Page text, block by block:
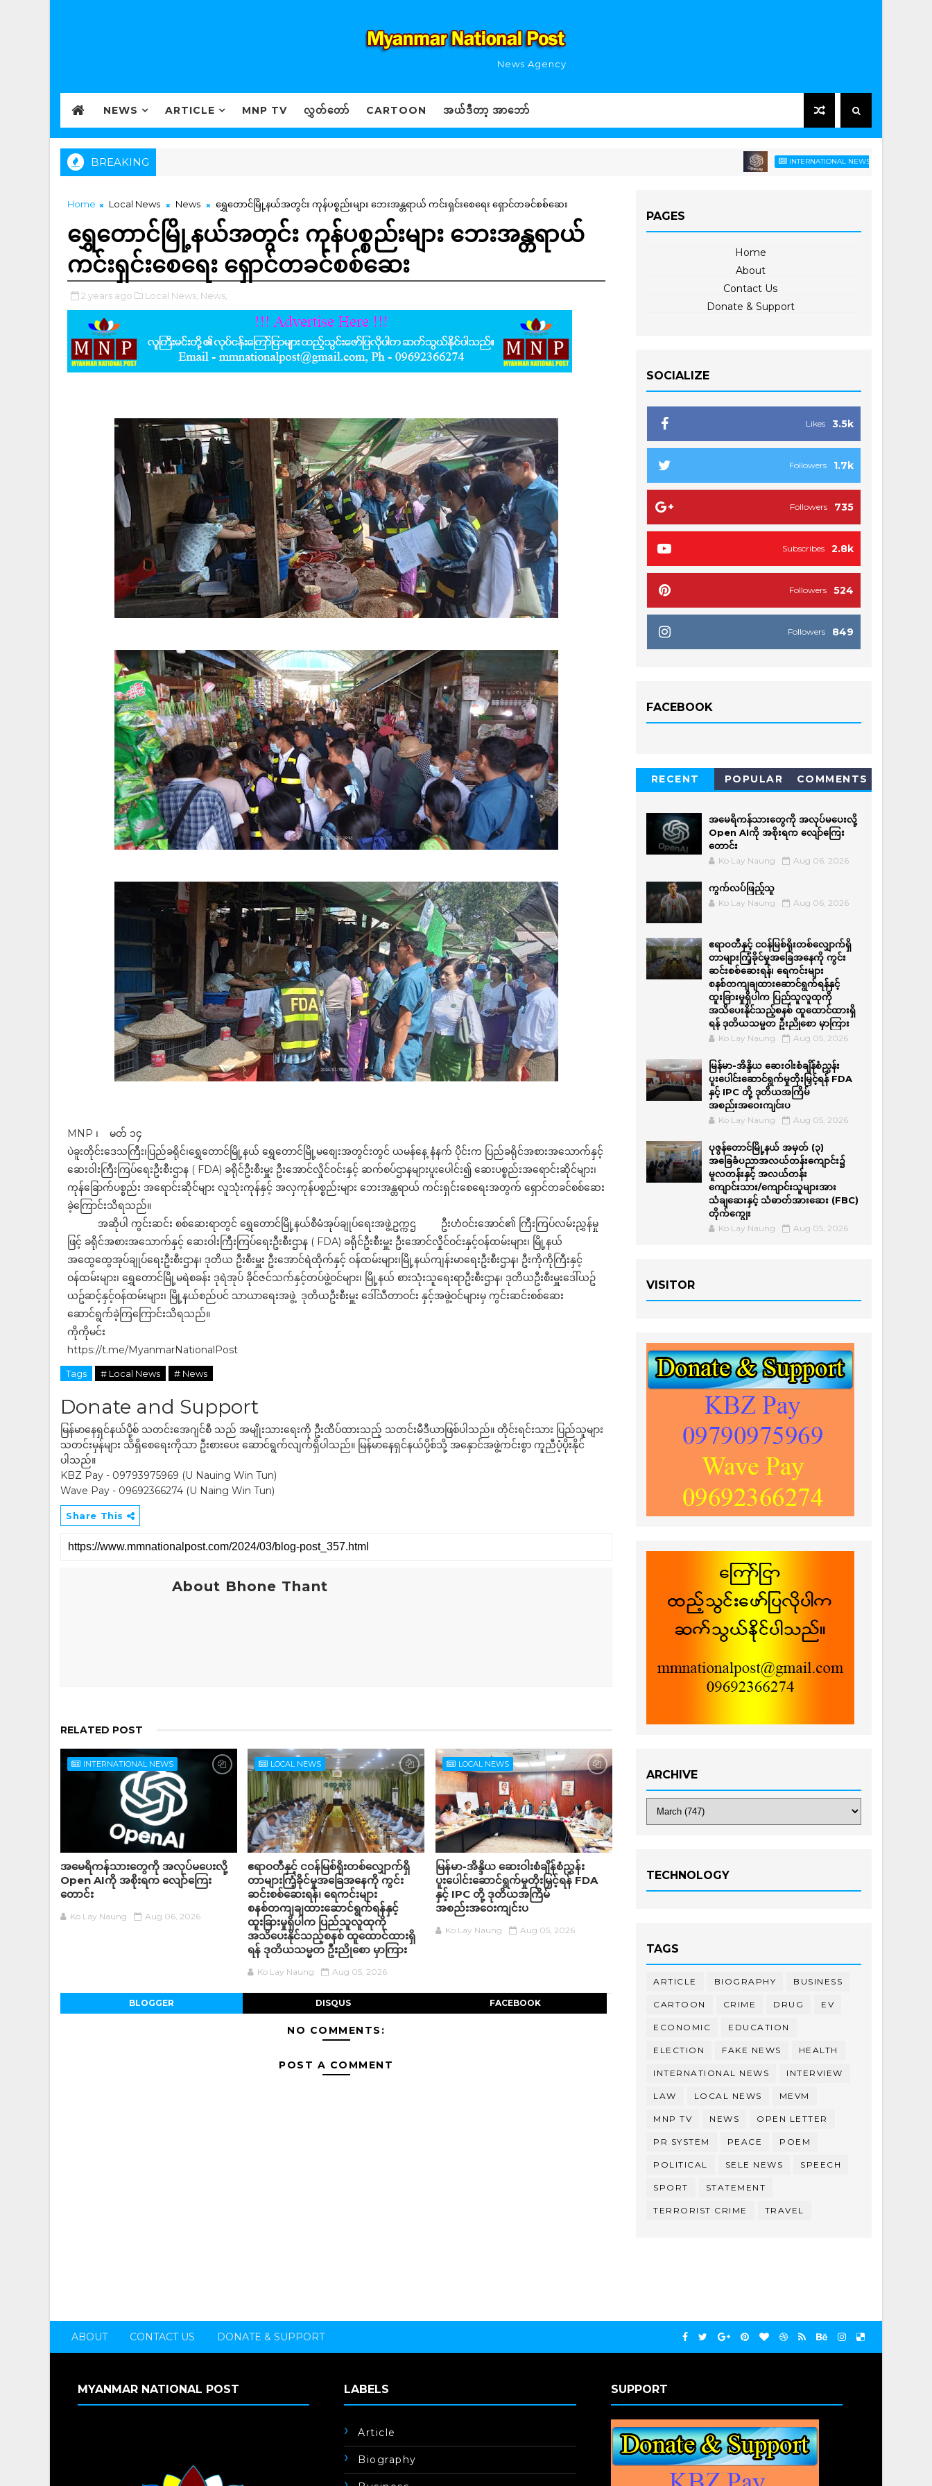
News Agency
NEWS ARTICLE MNP TV လွှတ်တော် CARTOON အယ်ဒီတာ့ အာဘော်
BREAKING INTERNATIONAL NEWS အမေရိကန်သားတွေကို
Home Local News News ရွှေတောင်မြို့နယ်အတွင်း ကုန်ပစ္စည်းများ ဘေးအန္တရာယ် ကင်းရှင်းစေရေး ရှောင်တခင်စစ်ဆေး
ရွှေတောင်မြို့နယ်အတွင်း ကုန်ပစ္စည်းများ ဘေးအန္တရာယ်
ကင်းရှင်းစေရေး ရှောင်တခင်စစ်ဆေး
2 years ago Local News, News,
MNP ၊ မတ် ၁၄
ပဲခူးတိုင်းဒေသကြီး၊ပြည်ခရိုင်၊ရွှေတောင်မြို့နယ် ရွှေတောင်မြို့မစျေးအတွင်းတွင် ယမန်နေ့ နံနက် ပိုင်းက ပြည်ခရိုင်အစားအသောက်နှင့်
ဆေးဝါးကြီးကြပ်ရေးဦးစီးဌာန ( FDA) ခရိုင်ဦးစီးမှူး ဦးအောင်လှိုင်ဝင်းနှင့် ဆက်စပ်ဌာနများပူးပေါင်း၍ ဆေးပစ္စည်းအရောင်းဆိုင်များ၊
ကုန်ခြောက်ပစ္စည်း အရောင်းဆိုင်များ လူသုံးကုန်နှင့် အလှကုန်ပစ္စည်းများ ဘေးအန္တရာယ် ကင်းရှင်းစေရေးအတွက် ရှောင်တခင်စစ်ဆေး
ခဲ့ကြောင်းသိရသည်။
အဆိုပါ ကွင်းဆင်း စစ်ဆေးရာတွင် ရွှေတောင်မြို့နယ်စီမံအုပ်ချုပ်ရေးအဖွဲ့ဥက္ကဌ ဦးဟံဝင်းအောင်၏ ကြီးကြပ်လမ်းညွှန်မှု
ဖြင့် ခရိုင်အစားအသောက်နှင့် ဆေးဝါးကြီးကြပ်ရေးဦးစီးဌာန ( FDA) ခရိုင်ဦးစီးမှူး ဦးအောင်လှိုင်ဝင်းနှင့်ဝန်ထမ်းများ၊ မြို့နယ်
အထွေထွေအုပ်ချုပ်ရေးဦးစီးဌာန၊ ဒုတိယ ဦးစီးမှူး ဦးအောင်ရဲထိုက်နှင့် ဝန်ထမ်းများ၊မြို့နယ်ကျန်းမာရေးဦးစီးဌာန၊ ဦးကိုကိုကြီးနှင့်
ဝန်ထမ်းများ၊ ရွှေတောင်မြို့မရဲစခန်း ဒုရဲအုပ် ခိုင်ဇင်သက်နှင့်တပ်ဖွဲ့ဝင်များ၊ မြို့နယ် စားသုံးသူရေးရာဦးစီးဌာန၊ ဒုတိယဦးစီးမှူးဒေါ်ယဥ်
ယဥ်ဆင့်နှင့်ဝန်ထမ်းများ၊ မြို့နယ်စည်ပင် သာယာရေးအဖွဲ့ ဒုတိယဦးစီးမှူး ဒေါ်သီတာဝင်း နှင့်အဖွဲ့ဝင်များမှ ကွင်းဆင်းစစ်ဆေး
ဆောင်ရွက်ခဲ့ကြကြောင်းသိရသည်။
ကိုကိုမင်း
https://t.me/MyanmarNationalPost
Tags # Local News # News
Donate and Support
မြန်မာနေရှင်နယ်ပို့စ် သတင်းအေဂျင်စီ သည် အမျိုးသားရေးကို ဦးထိပ်ထားသည့် သတင်းမီဒီယာဖြစ်ပါသည်။ တိုင်းရင်းသား ပြည်သူများ
သတင်းမှန်များ သိရှိစေရေးကိုသာ ဦးစားပေး ဆောင်ရွက်လျက်ရှိပါသည်။ မြန်မာနေရှင်နယ်ပို့စ်သို့ အနှောင်အဖွဲ့ကင်းစွာ ကူညီပံ့ပိုးနိုင်
ပါသည်။
KBZ Pay - 09793975969 (U Nauing Win Tun)
Wave Pay - 09692366274 (U Naing Win Tun)
Share This
About Bhone Thant
RELATED POST
INTERNATIONAL NEWS
အမေရိကန်သားတွေကို အလုပ်မပေးလို့
Open AIကို အစိုးရက လျော်ကြေး
တောင်း
Ko Lay Naung Aug 06, 2026
LOCAL NEWS
ဧရာဝတီနှင့် ငဝန်မြစ်ရိုးတစ်လျှောက်ရှိ
တာများကြံ့ခိုင်မှုအခြေအနေကို ကွင်း
ဆင်းစစ်ဆေးရန်၊ ရေကင်းများ
စနစ်တကျချထားဆောင်ရွက်ရန်နှင့်
ထူးခြားမှုရှိပါက ပြည်သူလူထုကို
အသိပေးနိုင်သည့်စနစ် ထူထောင်ထားရှိ
ရန် ဒုတိယသမ္မတ ဦးညိုစော မှာကြား
Ko Lay Naung Aug 05, 2026
LOCAL NEWS
မြန်မာ-အိန္ဒိယ ဆေးဝါးစံချိန်စံညွှန်း
ပူးပေါင်းဆောင်ရွက်မှုတိုးမြှင့်ရန် FDA
နှင့် IPC တို့ ဒုတိယအကြိမ်
အစည်းအဝေးကျင်းပ
Ko Lay Naung Aug 05, 2026
BLOGGER DISQUS FACEBOOK
NO COMMENTS:
POST A COMMENT
PAGES
Home
About
Contact Us
Donate & Support
SOCIALIZE
3.5k
Likes
1.7k
Followers
735
Followers
2.8k
Subscribes
524
Followers
849
Followers
FACEBOOK
RECENT POPULAR COMMENTS
အမေရိကန်သားတွေကို အလုပ်မပေးလို့
Open AIကို အစိုးရက လျော်ကြေး
တောင်း
Ko Lay Naung Aug 06, 2026
ကွက်လပ်ဖြည့်သူ
Ko Lay Naung Aug 06, 2026
ဧရာဝတီနှင့် ငဝန်မြစ်ရိုးတစ်လျှောက်ရှိ
တာများကြံ့ခိုင်မှုအခြေအနေကို ကွင်း
ဆင်းစစ်ဆေးရန်၊ ရေကင်းများ
စနစ်တကျချထားဆောင်ရွက်ရန်နှင့်
ထူးခြားမှုရှိပါက ပြည်သူလူထုကို
အသိပေးနိုင်သည့်စနစ် ထူထောင်ထားရှိ
ရန် ဒုတိယသမ္မတ ဦးညိုစော မှာကြား
Ko Lay Naung Aug 05, 2026
မြန်မာ-အိန္ဒိယ ဆေးဝါးစံချိန်စံညွှန်း
ပူးပေါင်းဆောင်ရွက်မှုတိုးမြှင့်ရန် FDA
နှင့် IPC တို့ ဒုတိယအကြိမ်
အစည်းအဝေးကျင်းပ
Ko Lay Naung Aug 05, 2026
ပုဇွန်တောင်မြို့နယ် အမှတ် (၃)
အခြေခံပညာအလယ်တန်းကျောင်း၌
မူလတန်းနှင့် အလယ်တန်း
ကျောင်းသား/ကျောင်းသူများအား
သံချဆေးနှင့် သံဓာတ်အားဆေး (FBC)
တိုက်ကျွေး
Ko Lay Naung Aug 05, 2026
VISITOR
ARCHIVE
TECHNOLOGY
TAGS
ARTICLE BIOGRAPHY BUSINESS
CARTOON CRIME DRUG EV
ECONOMIC EDUCATION
ELECTION FAKE NEWS HEALTH
INTERNATIONAL NEWS INTERVIEW
LAW LOCAL NEWS MEVM
MNP TV NEWS OPEN LETTER
PR SYSTEM PEACE POEM
POLITICAL SELE NEWS SPEECH
SPORT STATEMENT
TERRORIST CRIME TRAVEL
ABOUT CONTACT US DONATE & SUPPORT
MYANMAR NATIONAL POST LABELS
Article
Biography
SUPPORT